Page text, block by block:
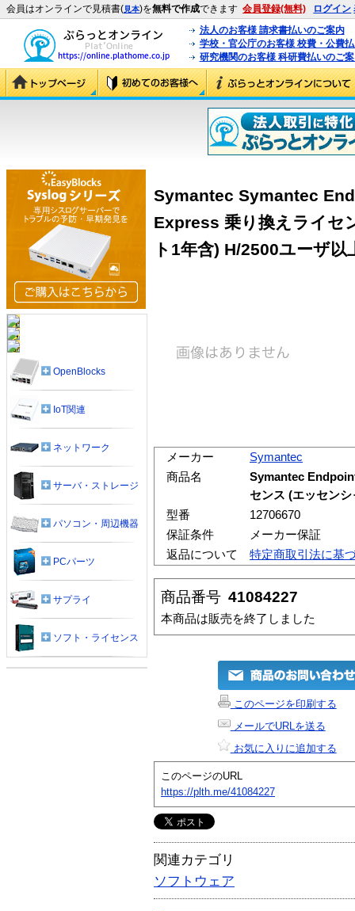
会員はオンラインで見積書(見本)を無料で作成できます 会員登録(無料) ログイン
法人のお客様 請求書払いのご案内
学校・官公庁のお客様 校費・公費
研究機関のお客様 科研費払いのご
Symantec Symantec
Express 乗り換えライセ
ト1年含) H/2500ユーザ
メーカー
Symantec
商品名
Symantec
センス (エッセン
型番
12706670
保証条件
メーカー保証
返品について
特定商取引法に基
商品番号 41084227
本商品は販売を終了しました
このページを印刷する
メールでURLを送る
お気に入りに追加する
このページのURL
https://plth.me/41084227
関連カテゴリ
ソフトウェア
OpenBlocks
IoT関連
ネットワーク
サーバ・ストレージ
パソコン・周辺機器
PCパーツ
サプライ
ソフト・ライセンス